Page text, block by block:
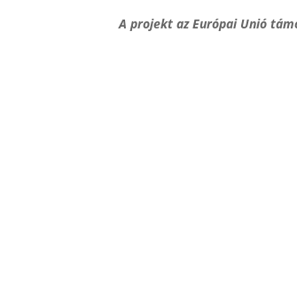
A projekt az Európai Unió